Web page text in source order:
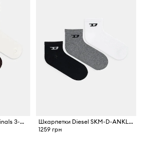
Шкарпетки adidas Originals 3-pack
Шкарпетки Diesel SKM-D-ANKLE 3-pack
1259 грн